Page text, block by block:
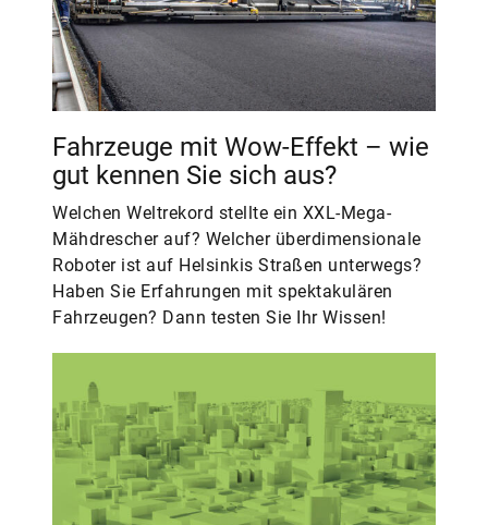
Fahrzeuge mit Wow-Effekt – wie
gut kennen Sie sich aus?
Welchen Weltrekord stellte ein XXL-Mega-
Mähdrescher auf? Welcher überdimensionale
Roboter ist auf Helsinkis Straßen unterwegs?
Haben Sie Erfahrungen mit spektakulären
Fahrzeugen? Dann testen Sie Ihr Wissen!